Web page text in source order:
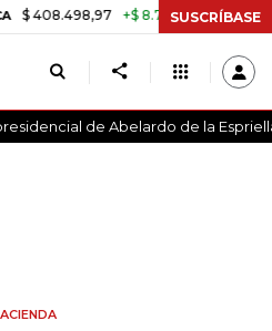
+$ 8.753,81 +2,19%
SUSCRÍBASE
de Abelardo de la